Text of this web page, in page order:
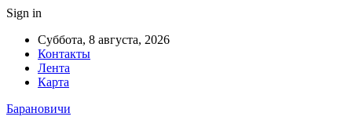
Sign in
Суббота, 8 августа, 2026
Контакты
Лента
Карта
Барановичи